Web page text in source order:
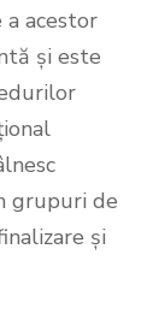
acestor
și este
grupuri de
și